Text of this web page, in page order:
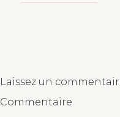
Laissez un
Commentaire